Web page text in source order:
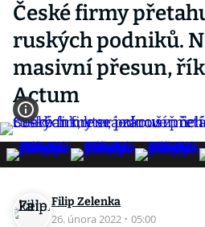
České firmy
ruských podniků.
masivní přesun,
Actum
Filip Zelenka
26. února 2022 · 05:00